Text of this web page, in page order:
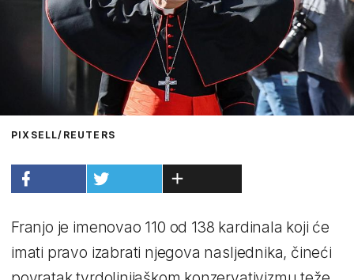
PIXSELL/REUTERS
Franjo je imenovao 110 od 138 kardinala koji će
imati pravo izabrati njegova nasljednika, čineći